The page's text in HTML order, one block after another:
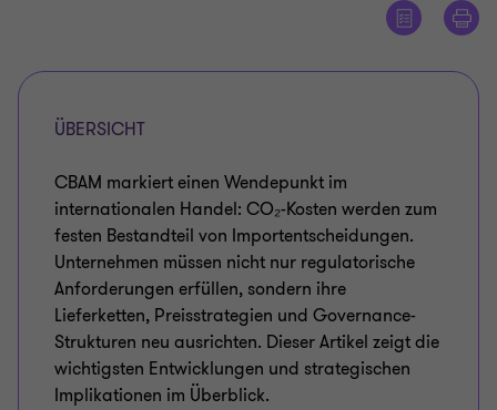
ÜBERSICHT
CBAM markiert einen Wendepunkt im
internationalen Handel: CO₂-Kosten werden zum
festen Bestandteil von Importentscheidungen.
Unternehmen müssen nicht nur regulatorische
Anforderungen erfüllen, sondern ihre
Lieferketten, Preisstrategien und Governance-
Strukturen neu ausrichten. Dieser Artikel zeigt die
wichtigsten Entwicklungen und strategischen
Implikationen im Überblick.